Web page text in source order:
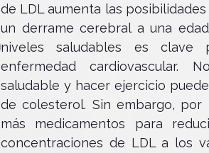
de LDL aumenta las
un derrame cerebral a una
niveles saludables es
enfermedad cardiovascular.
saludable y hacer ejercicio
de colesterol. Sin embargo,
más medicamentos para
concentraciones de LDL a los